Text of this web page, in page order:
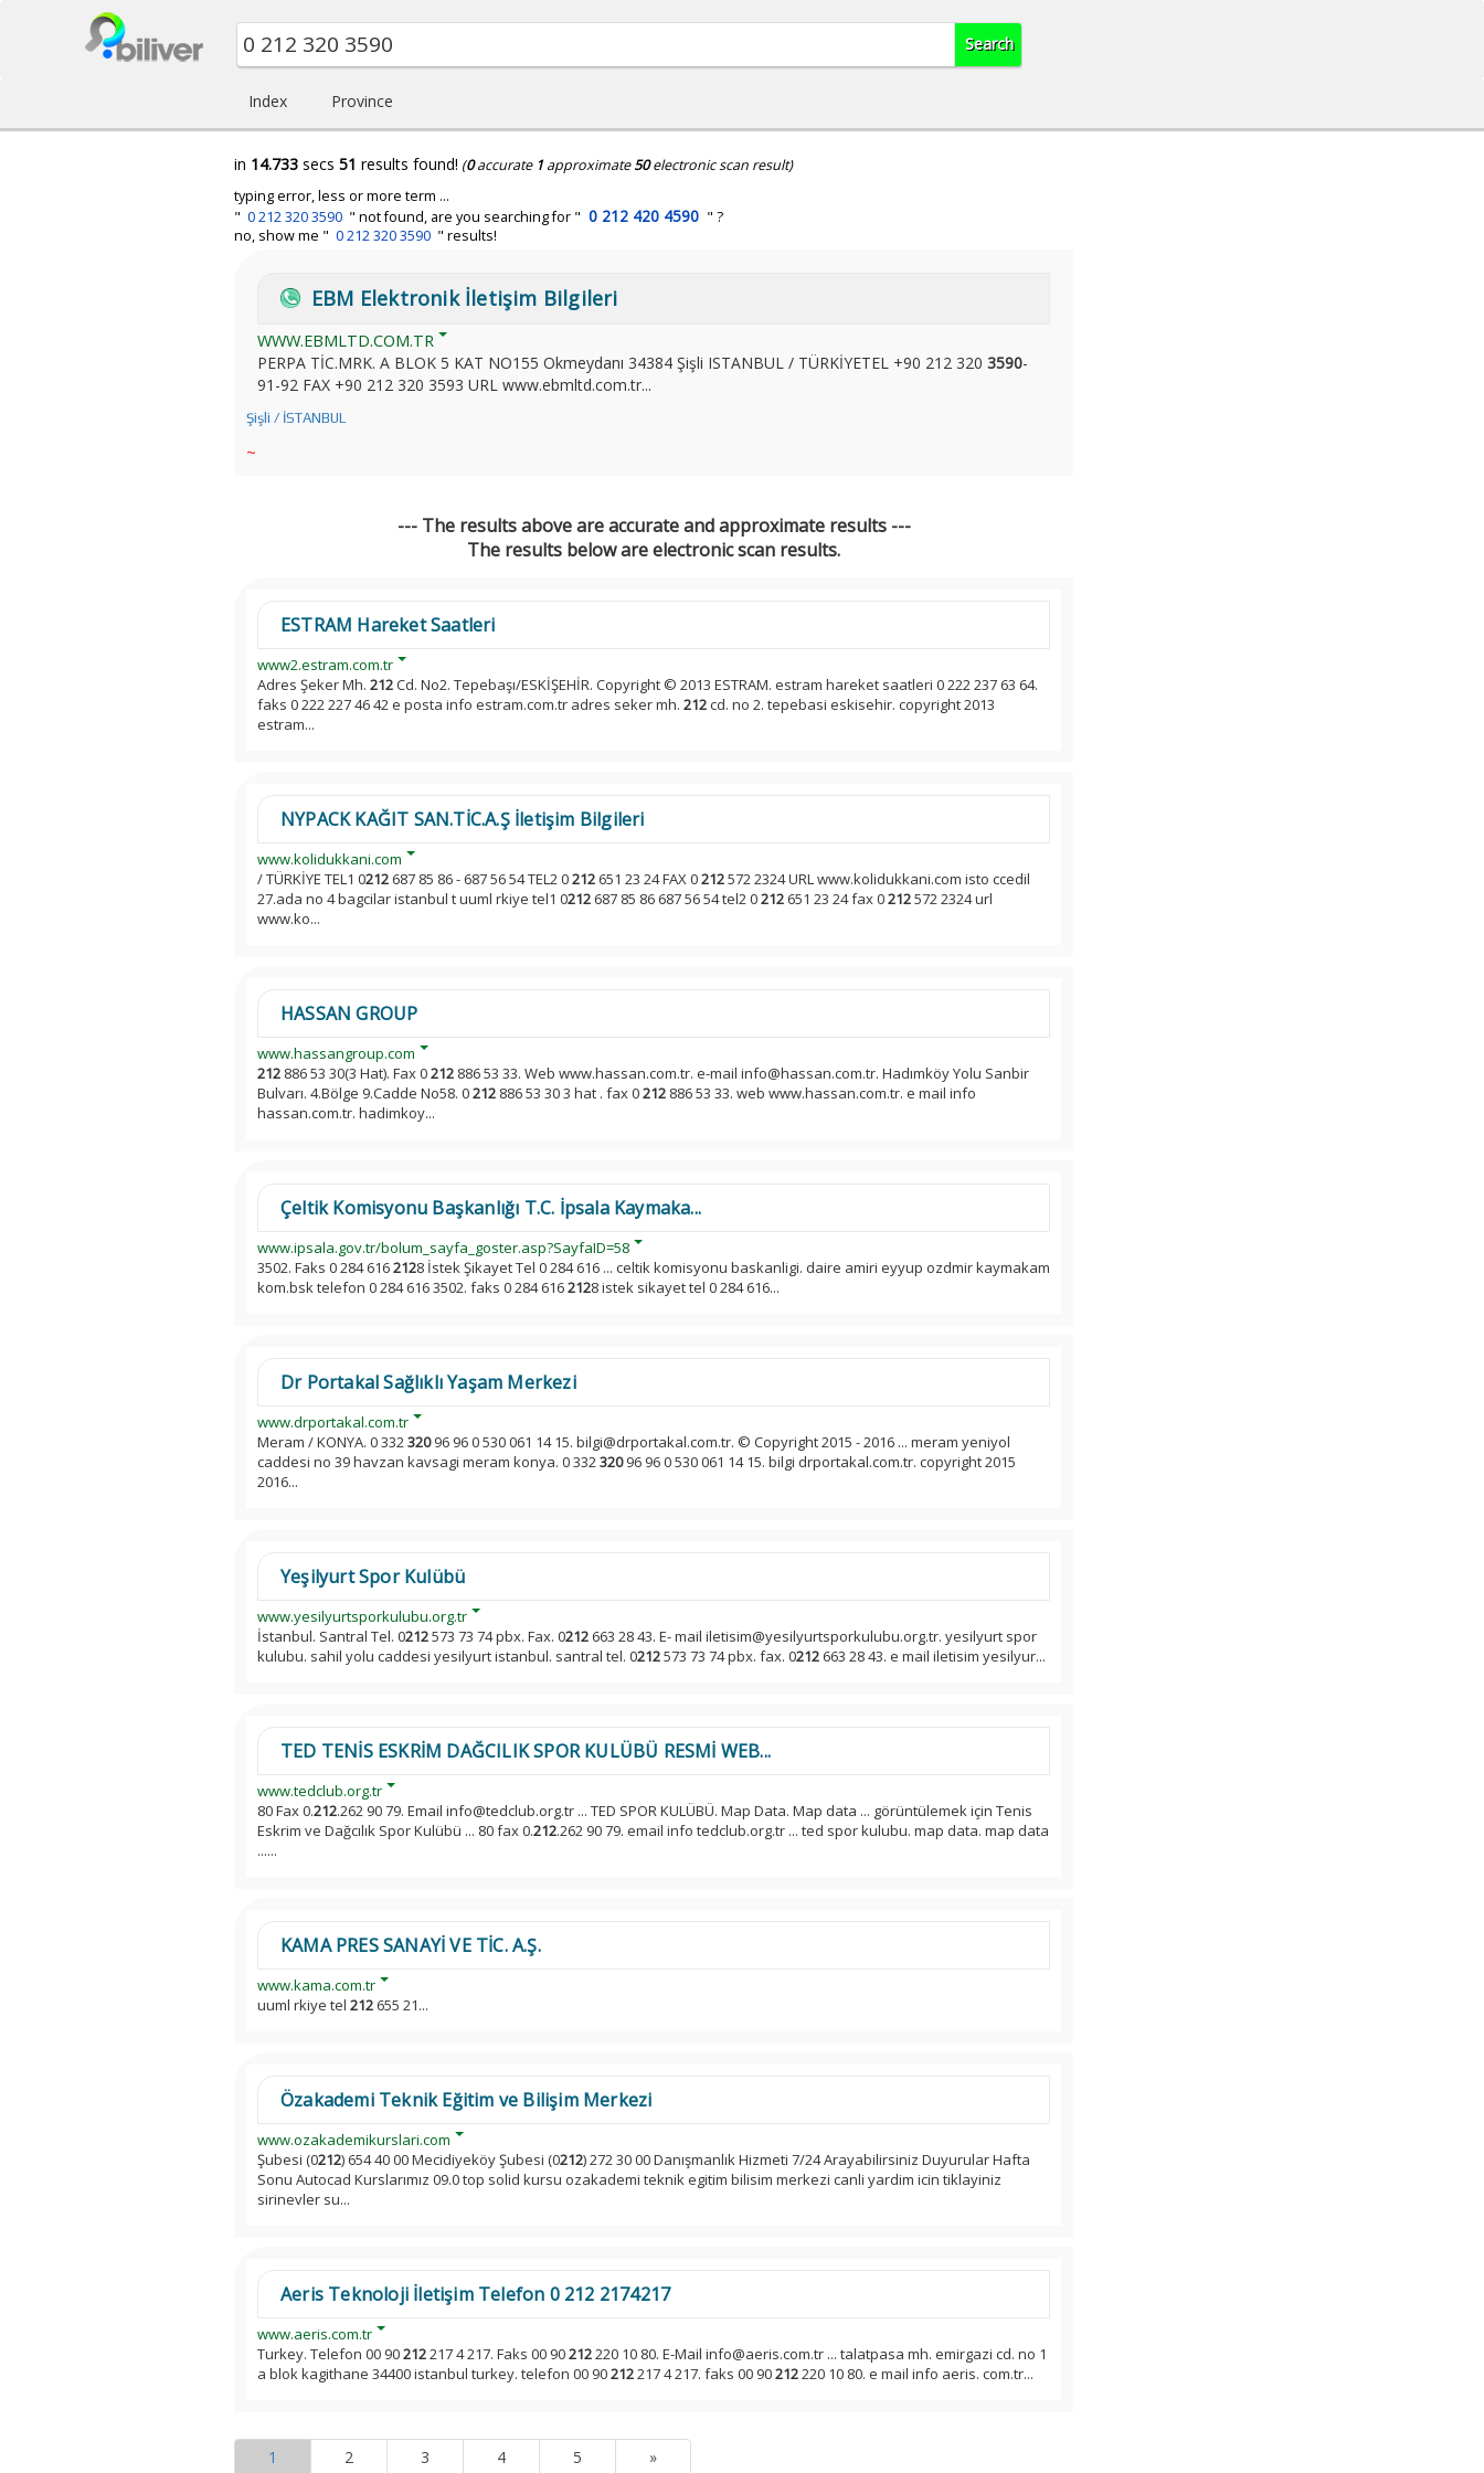
Index Province
in 14.733 secs 51 results found! (0accurate 1 approximate50electronic scan result)
typing error, less or more term ...
" 0 212 320 3590 " not found, are you searching for " 0 212 420 4590 " ?
no, show me " 0 212 320 3590 " results!
EBM Elektronik İletişim Bilgileri
WWW.EBMLTD.COM.TR
PERPA TİC.MRK. A BLOK 5 KAT NO155 Okmeydanı 34384 Şişli ISTANBUL / TÜRKİYETEL +90 212 320 3590-
91-92 FAX +90 212 320 3593 URL www.ebmltd.com.tr...
Şişli / İSTANBUL
~
--- The results above are accurate and approximate results ---
The results below are electronic scan results.
ESTRAM Hareket Saatleri
www2.estram.com.tr
Adres Şeker Mh. 212Cd. No2. Tepebaşı/ESKİŞEHİR. Copyright © 2013 ESTRAM. estram hareket saatleri 0 222 237 63 64.
faks 0 222 227 46 42 e posta info estram.com.tr adres seker mh. 212cd. no 2. tepebasi eskisehir. copyright 2013
estram...
NYPACK KAĞIT SAN.TİC.A.Ş İletişim Bilgileri
www.kolidukkani.com
/ TÜRKİYE TEL1 0212 687 85 86 - 687 56 54 TEL2 0212 651 23 24 FAX 0212572 2324 URL www.kolidukkani.com isto ccedil
27.ada no 4 bagcilar istanbul t uuml rkiye tel1 0212 687 85 86 687 56 54 tel2 0212 651 23 24 fax 0212572 2324 url
www.ko...
HASSAN GROUP
www.hassangroup.com
212 886 53 30(3 Hat). Fax 0212 886 53 33. Web www.hassan.com.tr. e-mail info@hassan.com.tr. Hadımköy Yolu Sanbir
Bulvarı. 4.Bölge 9.Cadde No58. 0212 886 53 30 3 hat . fax 0212 886 53 33. web www.hassan.com.tr. e mail info
hassan.com.tr. hadimkoy...
Çeltik Komisyonu Başkanlığı T.C. İpsala Kaymaka...
www.ipsala.gov.tr/bolum_sayfa_goster.asp?SayfaID=58
3502. Faks 0 284 6162128 İstek Şikayet Tel 0 284 616 ... celtik komisyonu baskanligi. daire amiri eyyup ozdmir kaymakam
kom.bsk telefon 0 284 616 3502. faks 0 284 6162128 istek sikayet tel 0 284 616...
Dr Portakal Sağlıklı Yaşam Merkezi
www.drportakal.com.tr
Meram / KONYA. 0 33232096 96 0 530 061 14 15. bilgi@drportakal.com.tr. © Copyright 2015 - 2016 ... meram yeniyol
caddesi no 39 havzan kavsagi meram konya. 0 33232096 96 0 530 061 14 15. bilgi drportakal.com.tr. copyright 2015
2016...
Yeşilyurt Spor Kulübü
www.yesilyurtsporkulubu.org.tr
İstanbul. Santral Tel. 0212573 73 74 pbx. Fax. 0212 663 28 43. E- mail iletisim@yesilyurtsporkulubu.org.tr. yesilyurt spor
kulubu. sahil yolu caddesi yesilyurt istanbul. santral tel. 0212573 73 74 pbx. fax. 0212 663 28 43. e mail iletisim yesilyur...
TED TENİS ESKRİM DAĞCILIK SPOR KULÜBÜ RESMİ WEB...
www.tedclub.org.tr
80 Fax 0.212.262 90 79. Email info@tedclub.org.tr ... TED SPOR KULÜBÜ. Map Data. Map data ... görüntülemek için Tenis
Eskrim ve Dağcılık Spor Kulübü ... 80 fax 0.212.262 90 79. email info tedclub.org.tr ... ted spor kulubu. map data. map data
......
KAMA PRES SANAYİ VE TİC. A.Ş.
www.kama.com.tr
uuml rkiye tel 212 655 21...
Özakademi Teknik Eğitim ve Bilişim Merkezi
www.ozakademikurslari.com
Şubesi (0212) 654 40 00 Mecidiyeköy Şubesi (0212) 272 30 00 Danışmanlık Hizmeti 7/24 Arayabilirsiniz Duyurular Hafta
Sonu Autocad Kurslarımız 09.0 top solid kursu ozakademi teknik egitim bilisim merkezi canli yardim icin tiklayiniz
sirinevler su...
Aeris Teknoloji İletişim Telefon 0 212 2174217
www.aeris.com.tr
Turkey. Telefon 00 90212217 4 217. Faks 00 90212220 10 80. E-Mail info@aeris.com.tr ... talatpasa mh. emirgazi cd. no 1
a blok kagithane 34400 istanbul turkey. telefon 00 90212217 4 217. faks 00 90212220 10 80. e mail info aeris. com.tr...
1 2 3 4 5 »